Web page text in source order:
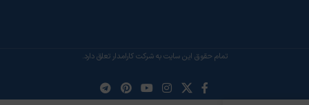
تمام حقوق این سایت به شرکت کارامدار تعلق دارد.